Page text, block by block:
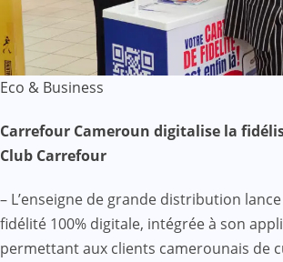
Eco & Business
Carrefour Cameroun digitalise la
Club Carrefour
– L’enseigne de grande distribution
fidélité 100% digitale, intégrée à son
permettant aux clients camerounais de